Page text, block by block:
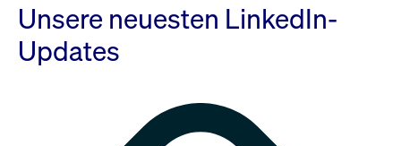
Unsere neuesten LinkedIn-
Updates